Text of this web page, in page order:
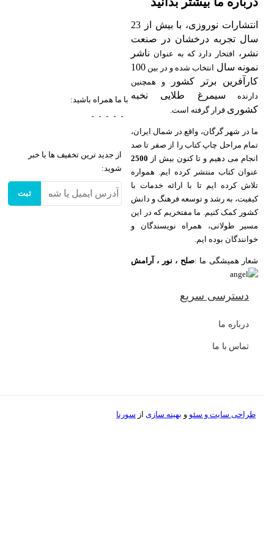
انتشارات نوروزی، با بیش از 23
سال تجربه درخشان در صنعت
نشر،افتخار دارد که به عنوانناشر
نمونه سالانتخاب شده و در بین 100
کارآفرین برتر کشور
و همچنین
دارندهسیمرغ طلایی نخبه
کشوریقرار گرفته است.
ما در شهر گرگان، واقع در شمال ایران،
تمام مراحل چاپ کتاب را از صفر تا صد
انجام می دهیم و تا کنون بیش از2500
عنوان کتاب منتشر کرده ایم. همواره
تلاش کرده ایم تا با ارائه خدمات با
کیفیت، به رشد و توسعه فرهنگ و دانش
کشور کمک کنیم. ما مفتخریم که در این
مسیر طولانی، همراه نویسندگان و
خوانندگان بوده ایم.
شعار همیشگی ما : صلح ، نور ، آرامش
دسترسی سریع
درباره ما
تماس با ما
با ما همراه باشید:
از جدید ترین تخفیف ها با خبر
شوید:
ثبت
طراحی سایت وسئو وبهینه سازیازسورنا